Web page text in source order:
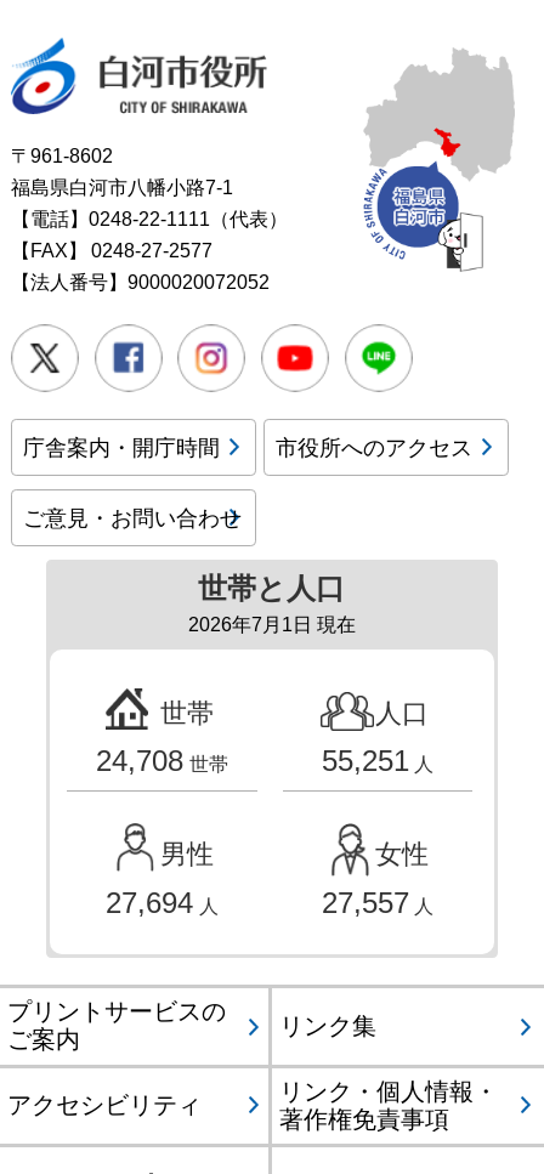
〒961-8602
福島県白河市八幡小路7-1
【電話】0248-22-1111（代表）
【FAX】
0248-27-2577
【法人番号】9000020072052
Twitter FacebookInstagramYoutube
庁舎案内・開庁時間 市役所へのアクセス
ご意見・お問い合わせ
世帯と人口
2026年7月1日 現在
世帯
24,708 世帯
人口
55,251 人
男性
27,694 人
女性
27,557 人
プリントサービスの
ご案内
リンク集
アクセシビリティ
リンク・個人情報・
著作権免責事項